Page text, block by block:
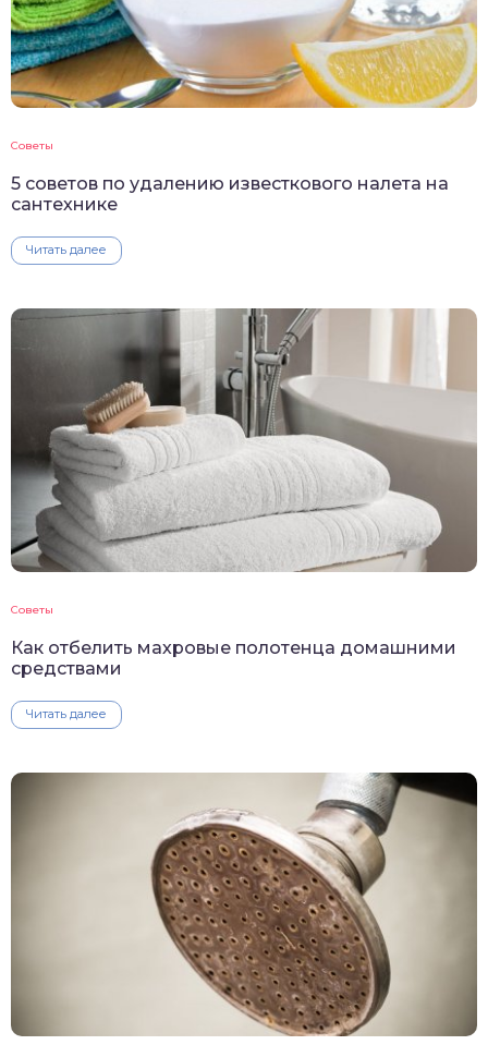
Советы
5 советов по удалению известкового налета на
сантехнике
Читать далее
Советы
Как отбелить махровые полотенца домашними
средствами
Читать далее